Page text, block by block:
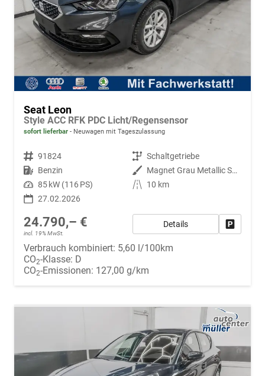
Seat Leon
Style ACC RFK PDC Licht/Regensensor
sofort lieferbar Neuwagen mit Tageszulassung
Fahrzeugnr. 91824 Getriebe Schaltgetriebe
Kraftstoff Benzin Außenfarbe
Magnet Grau Metallic S7S7
Leistung 85 kW (116 PS) Kilometerstand
10 km
27.02.2026
24.790,– €
incl. 19% MwSt.
Details
Verbrauch kombiniert: 5,60 l/100km
CO2-Klasse: D
CO2-Emissionen: 127,00 g/km